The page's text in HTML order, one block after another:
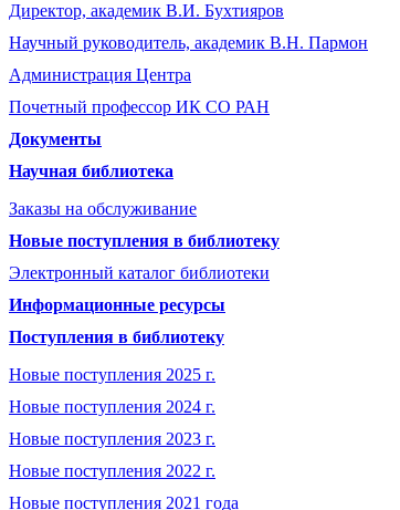
Директор, академик В.И. Бухтияров
Научный руководитель, академик В.Н. Пармон
Администрация Центра
Почетный профессор ИК СО РАН
Документы
Научная библиотека
Заказы на обслуживание
Новые поступления в библиотеку
Электронный каталог библиотеки
Информационные ресурсы
Поступления в библиотеку
Новые поступления 2025 г.
Новые поступления 2024 г.
Новые поступления 2023 г.
Новые поступления 2022 г.
Новые поступления 2021 года